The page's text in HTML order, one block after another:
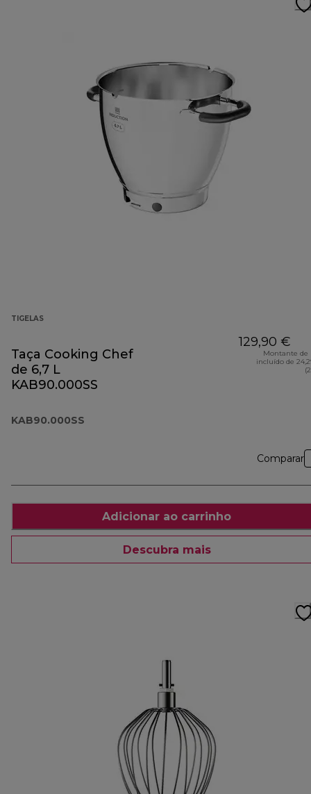
TIGELAS
Taça Cooking Chef
de 6,7 L
KAB90.000SS
KAB90.000SS
129,90 €
Montante de
incluído de
Comparar
Adicionar ao carrinho
Descubra mais